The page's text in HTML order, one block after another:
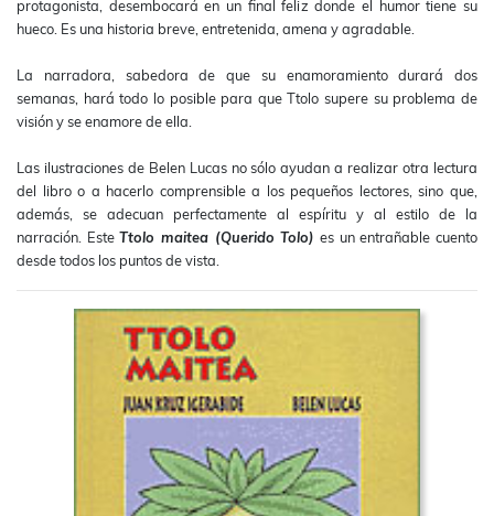
protagonista, desembocará en un final feliz donde el humor tiene su
hueco. Es una historia breve, entretenida, amena y agradable.
La narradora, sabedora de que su enamoramiento durará dos
semanas, hará todo lo posible para que Ttolo supere su problema de
visión y se enamore de ella.
Las ilustraciones de Belen Lucas no sólo ayudan a realizar otra lectura
del libro o a hacerlo comprensible a los pequeños lectores, sino que,
además, se adecuan perfectamente al espíritu y al estilo de la
narración. EsteTtolo maitea (Querido Tolo) es un entrañable cuento
desde todos los puntos de vista.